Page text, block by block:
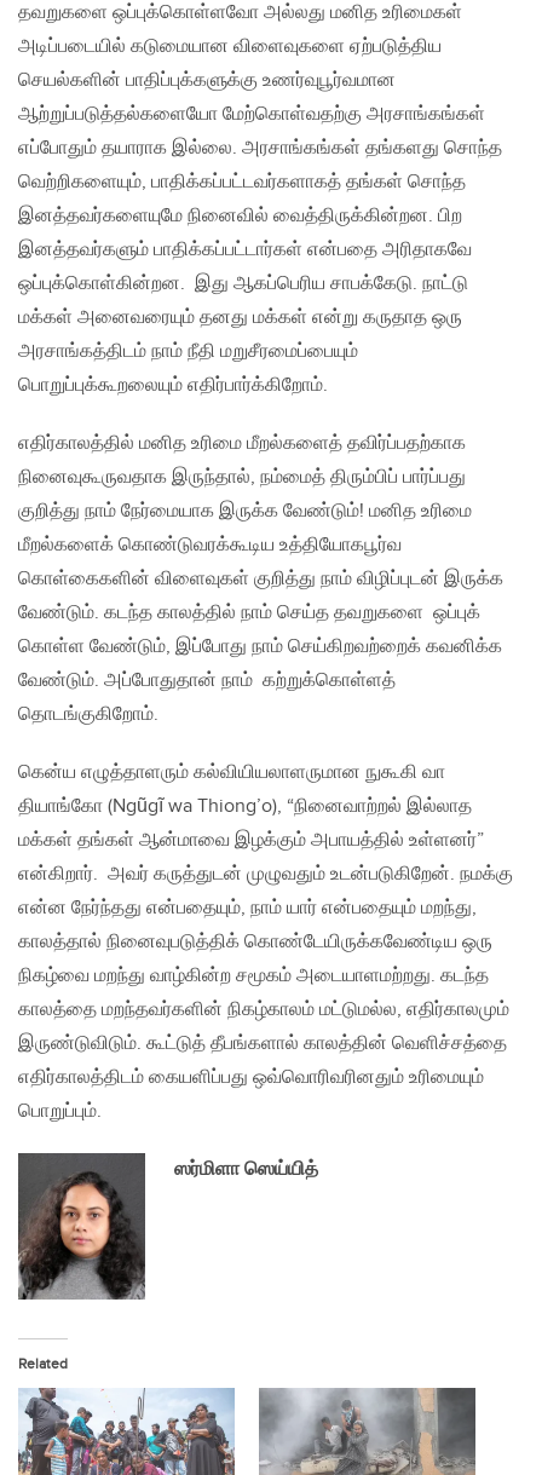
தவறுகளை ஒப்புக்கொள்ளவோ ​​அல்லது மனித உரிமைகள்
அடிப்படையில் கடுமையான விளைவுகளை ஏற்படுத்திய
செயல்களின் பாதிப்புக்களுக்கு உணர்வுபூர்வமான
ஆற்றுப்படுத்தல்களையோ மேற்கொள்வதற்கு அரசாங்கங்கள்
எப்போதும் தயாராக இல்லை. அரசாங்கங்கள் தங்களது சொந்த
வெற்றிகளையும், பாதிக்கப்பட்டவர்களாகத் தங்கள் சொந்த
இனத்தவர்களையுமே நினைவில் வைத்திருக்கின்றன. பிற
இனத்தவர்களும் பாதிக்கப்பட்டார்கள் என்பதை அரிதாகவே
ஒப்புக்கொள்கின்றன. இது ஆகப்பெரிய சாபக்கேடு. நாட்டு
மக்கள் அனைவரையும் தனது மக்கள் என்று கருதாத ஒரு
அரசாங்கத்திடம் நாம் நீதி மறுசீரமைப்பையும்
பொறுப்புக்கூறலையும் எதிர்பார்க்கிறோம்.
எதிர்காலத்தில் மனித உரிமை மீறல்களைத் தவிர்ப்பதற்காக
நினைவுகூருவதாக இருந்தால், நம்மைத் திரும்பிப் பார்ப்பது
குறித்து நாம் நேர்மையாக இருக்க வேண்டும்! மனித உரிமை
மீறல்களைக் கொண்டுவரக்கூடிய உத்தியோகபூர்வ
கொள்கைகளின் விளைவுகள் குறித்து நாம் விழிப்புடன் இருக்க
வேண்டும். கடந்த காலத்தில் நாம் செய்த தவறுகளை ஒப்புக்
கொள்ள வேண்டும், இப்போது நாம் செய்கிறவற்றைக் கவனிக்க
வேண்டும். அப்போதுதான் நாம் கற்றுக்கொள்ளத்
தொடங்குகிறோம்.
கென்ய எழுத்தாளரும் கல்வியியலாளருமான நுகூகி வா
தியாங்கோ (Ngũgĩ wa Thiong’o), “நினைவாற்றல் இல்லாத
மக்கள் தங்கள் ஆன்மாவை இழக்கும் அபாயத்தில் உள்ளனர்”
என்கிறார். அவர் கருத்துடன் முழுவதும் உடன்படுகிறேன். நமக்கு
என்ன நேர்ந்தது என்பதையும், நாம் யார் என்பதையும் மறந்து,
காலத்தால் நினைவுபடுத்திக் கொண்டேயிருக்கவேண்டிய ஒரு
நிகழ்வை மறந்து வாழ்கின்ற சமூகம் அடையாளமற்றது. கடந்த
காலத்தை மறந்தவர்களின் நிகழ்காலம் மட்டுமல்ல, எதிர்காலமும்
இருண்டுவிடும். கூட்டுத் தீபங்களால் காலத்தின் வெளிச்சத்தை
எதிர்காலத்திடம் கையளிப்பது ஒவ்வொரிவரினதும் உரிமையும்
பொறுப்பும்.
ஸர்மிளா ஸெய்யித்
Related